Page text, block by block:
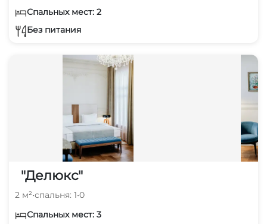
Спальных мест: 2
Без питания
"Делюкс"
2 м²•спальня: 1•0
Спальных мест: 3